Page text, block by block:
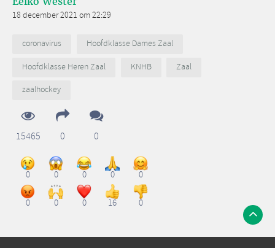
18 december 2021 om 22:29
coronavirus
Hoofdklasse Dames Zaal
Hoofdklasse Heren Zaal
KNHB
Zaal
zaalhockey
15465 0 0
0 0 0 0 0
0 0 0 16 0